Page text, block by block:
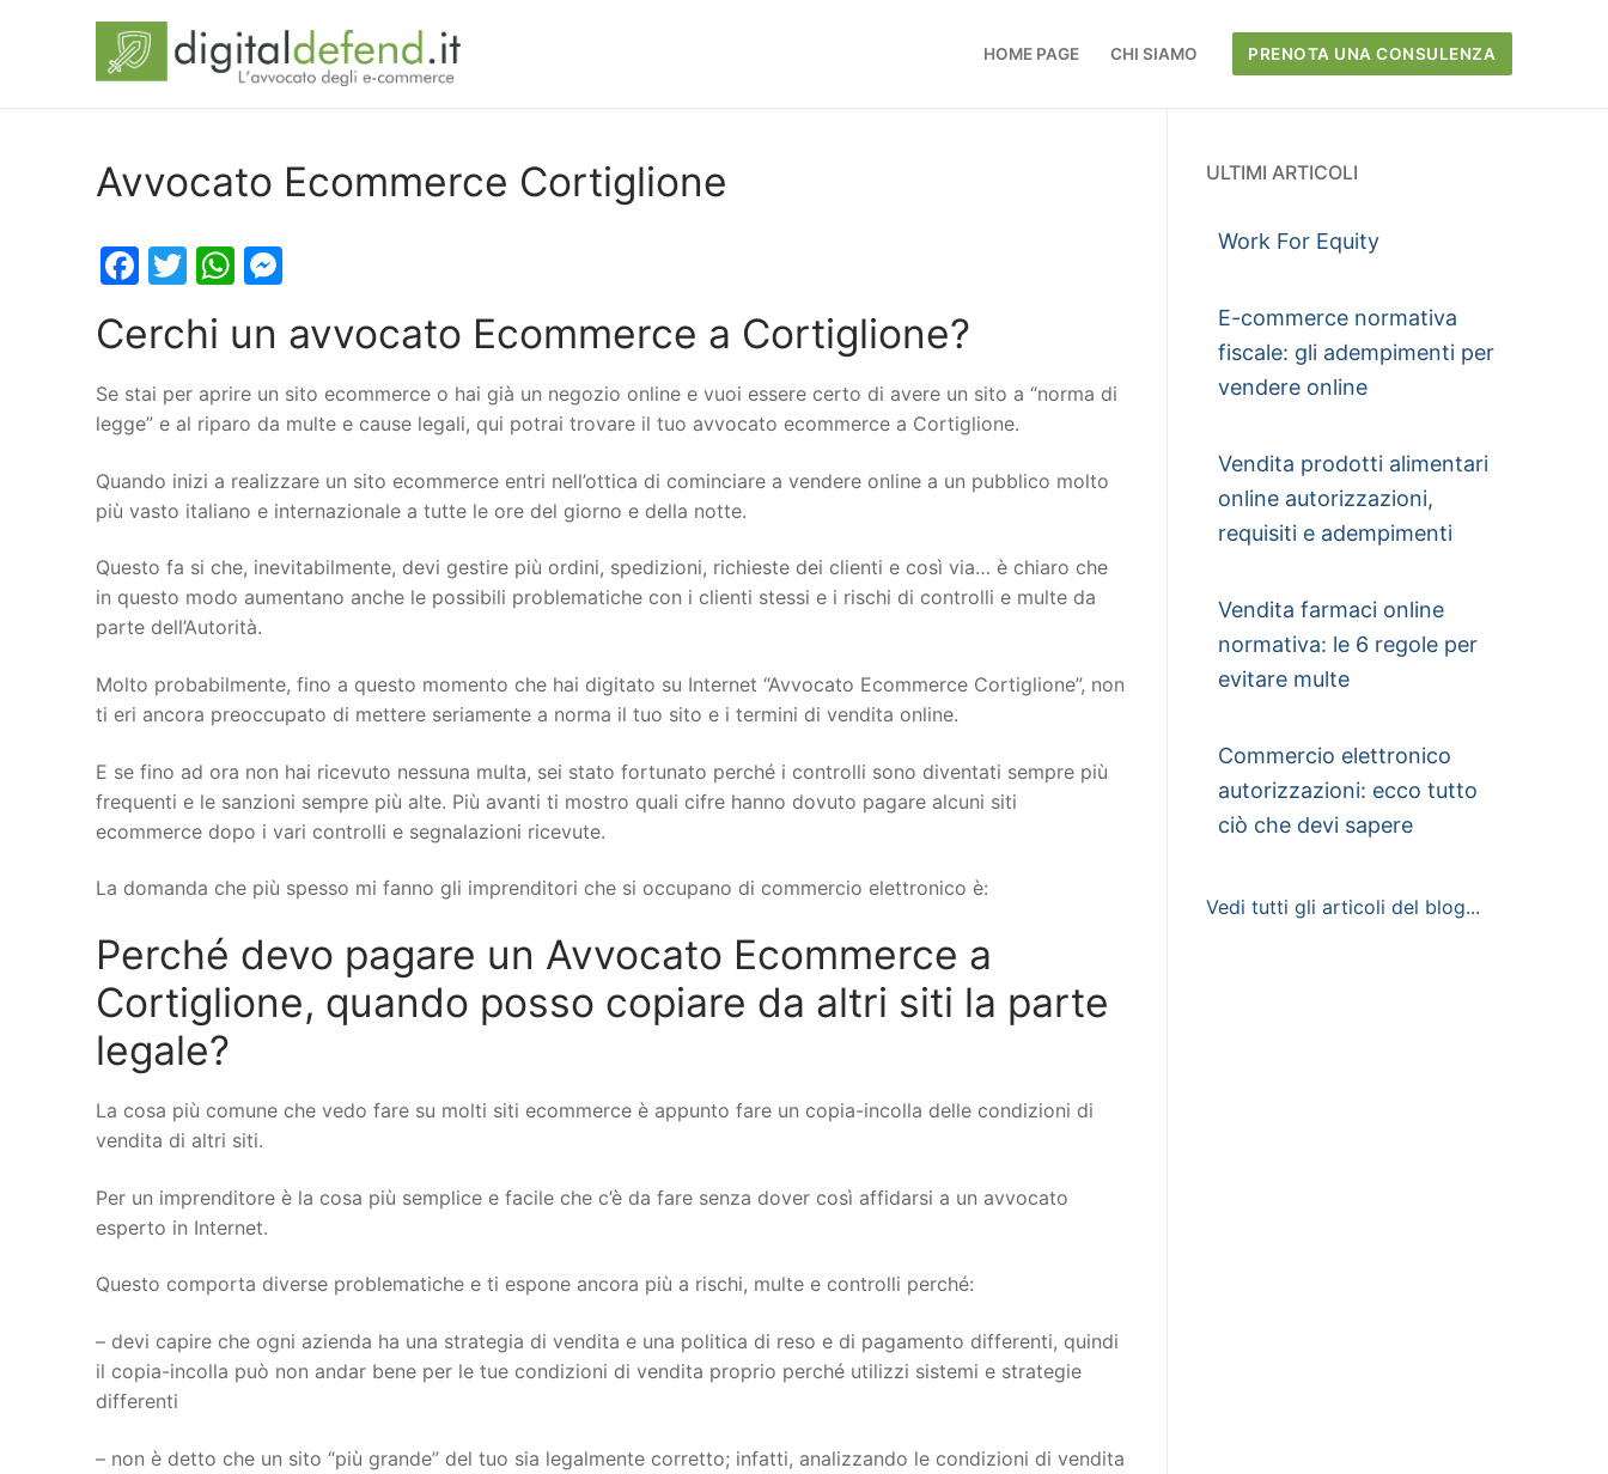
HOME PAGE CHI SIAMO PRENOTA UNA CONSULENZA
Avvocato Ecommerce Cortiglione
Facebook
TwitterWhatsApp
Cerchi un avvocato Ecommerce a Cortiglione?
Se stai per aprire un sito ecommerce o hai già un negozio online e vuoi essere certo di avere un sito a “norma di
legge” e al riparo da multe e cause legali, qui potrai trovare il tuo avvocato ecommerce a Cortiglione.
Quando inizi a realizzare un sito ecommerce entri nell’ottica di cominciare a vendere online a un pubblico molto
più vasto italiano e internazionale a tutte le ore del giorno e della notte.
Questo fa si che, inevitabilmente, devi gestire più ordini, spedizioni, richieste dei clienti e così via… è chiaro che
in questo modo aumentano anche le possibili problematiche con i clienti stessi e i rischi di controlli e multe da
parte dell’Autorità.
Molto probabilmente, fino a questo momento che hai digitato su Internet “Avvocato Ecommerce Cortiglione”, non
ti eri ancora preoccupato di mettere seriamente a norma il tuo sito e i termini di vendita online.
E se fino ad ora non hai ricevuto nessuna multa, sei stato fortunato perché i controlli sono diventati sempre più
frequenti e le sanzioni sempre più alte. Più avanti ti mostro quali cifre hanno dovuto pagare alcuni siti
ecommerce dopo i vari controlli e segnalazioni ricevute.
La domanda che più spesso mi fanno gli imprenditori che si occupano di commercio elettronico è:
Perché devo pagare un Avvocato Ecommerce a
Cortiglione, quando posso copiare da altri siti la parte
legale?
La cosa più comune che vedo fare su molti siti ecommerce è appunto fare un copia-incolla delle condizioni di
vendita di altri siti.
Per un imprenditore è la cosa più semplice e facile che c’è da fare senza dover così affidarsi a un avvocato
esperto in Internet.
Questo comporta diverse problematiche e ti espone ancora più a rischi, multe e controlli perché:
– devi capire che ogni azienda ha una strategia di vendita e una politica di reso e di pagamento differenti, quindi
il copia-incolla può non andar bene per le tue condizioni di vendita proprio perché utilizzi sistemi e strategie
differenti
– non è detto che un sito “più grande” del tuo sia legalmente corretto; infatti, analizzando le condizioni di vendita
ULTIMI ARTICOLI
Work For Equity
E-commerce normativa
fiscale: gli adempimenti per
vendere online
Vendita prodotti alimentari
online autorizzazioni,
requisiti e adempimenti
Vendita farmaci online
normativa: le 6 regole per
evitare multe
Commercio elettronico
autorizzazioni: ecco tutto
ciò che devi sapere
Vedi tutti gli articoli del blog...